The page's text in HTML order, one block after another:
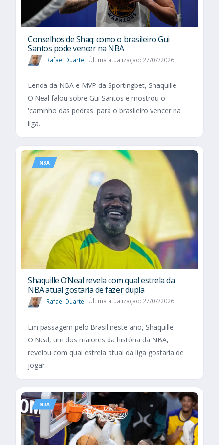
Conselhos de Shaq: como o brasileiro Gui
Santos pode vencer na NBA
Rafael Duarte Última atualização: 27/07/2026
Lenda da NBA e MVP da Sportingbet, Shaquille
O'Neal falou sobre Gui Santos e mostrou o
'caminho das pedras' para o brasileiro vencer na
liga.
NBA
Shaquille O’Neal revela com qual estrela da
NBA atual gostaria de fazer dupla
Rafael Duarte Última atualização: 27/07/2026
Em passagem pelo Brasil neste ano, Shaquille
O'Neal, um dos maiores da história da NBA,
revelou com qual estrela atual da liga gostaria de
jogar.
NBA